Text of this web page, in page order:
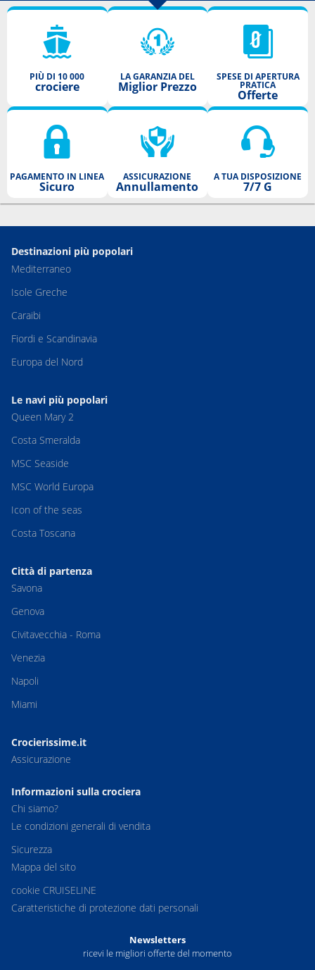
PIÙ DI 10 000
crociere
LA GARANZIA DEL
Miglior Prezzo
SPESE DI APERTURA
PRATICA
Offerte
PAGAMENTO IN LINEA
Sicuro
ASSICURAZIONE
Annullamento
A TUA DISPOSIZIONE
7/7 G
Destinazioni più popolari
Mediterraneo
Isole Greche
Caraibi
Fiordi e Scandinavia
Europa del Nord
Le navi più popolari
Queen Mary 2
Costa Smeralda
MSC Seaside
MSC World Europa
Icon of the seas
Costa Toscana
Città di partenza
Savona
Genova
Civitavecchia - Roma
Venezia
Napoli
Miami
Crocierissime.it
Assicurazione
Informazioni sulla crociera
Chi siamo?
Le condizioni generali di vendita
Sicurezza
Mappa del sito
cookie CRUISELINE
Caratteristiche di protezione dati personali
Newsletters
ricevi le migliori offerte del momento